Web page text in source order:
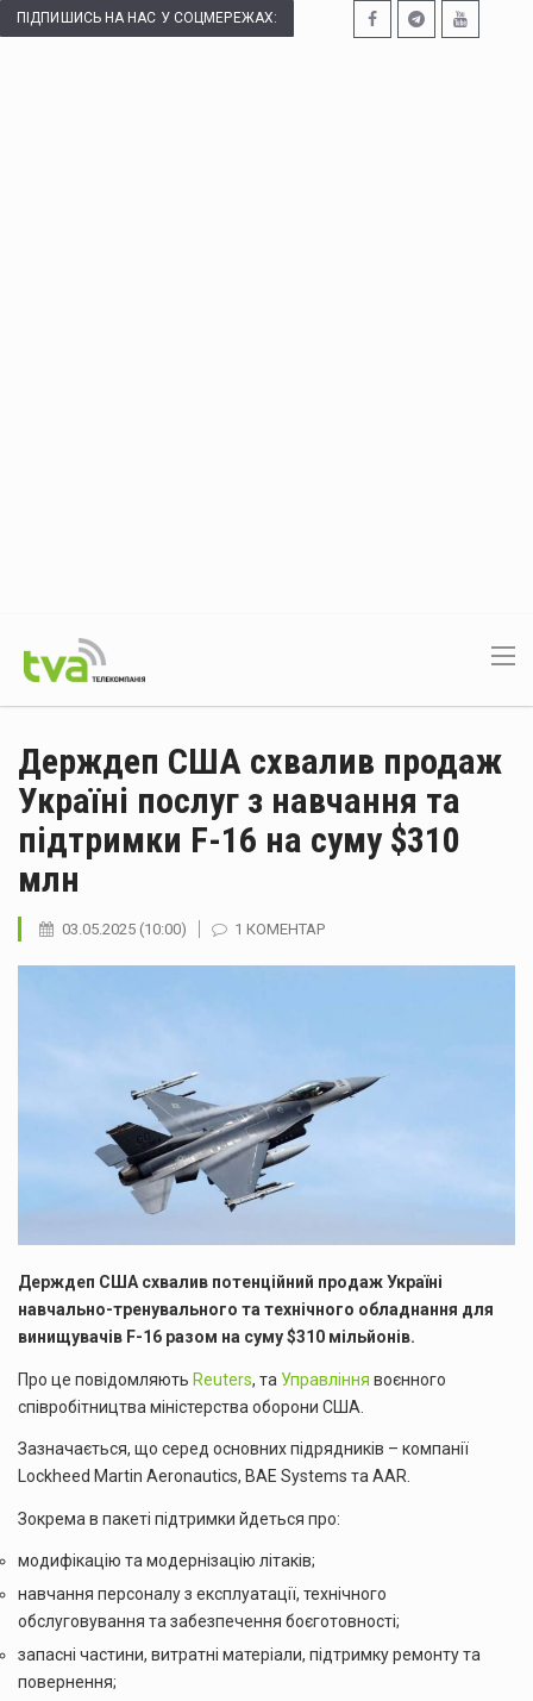
ПІДПИШИСЬ НА НАС У СОЦМЕРЕЖАХ:
Держдеп США схвалив продаж
Україні послуг з навчання та
підтримки F-16 на суму $310
млн
03.05.2025 (10:00) 1 КОМЕНТАР
Держдеп США схвалив потенційний продаж Україні
навчально-тренувального та технічного обладнання для
винищувачів F-16 разом на суму $310 мільйонів.
Про це повідомляють Reuters, та Управління воєнного
співробітництва міністерства оборони США.
Зазначається, що серед основних підрядників – компанії
Lockheed Martin Aeronautics, BAE Systems та AAR.
Зокрема в пакеті підтримки йдеться про:
модифікацію та модернізацію літаків;
навчання персоналу з експлуатації, технічного
обслуговування та забезпечення боєготовності;
запасні частини, витратні матеріали, підтримку ремонту та
повернення;